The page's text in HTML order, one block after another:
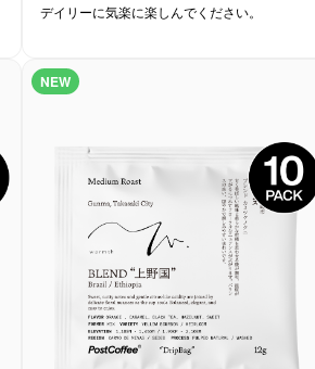
デイリーに気楽に楽しんでください。
NEW